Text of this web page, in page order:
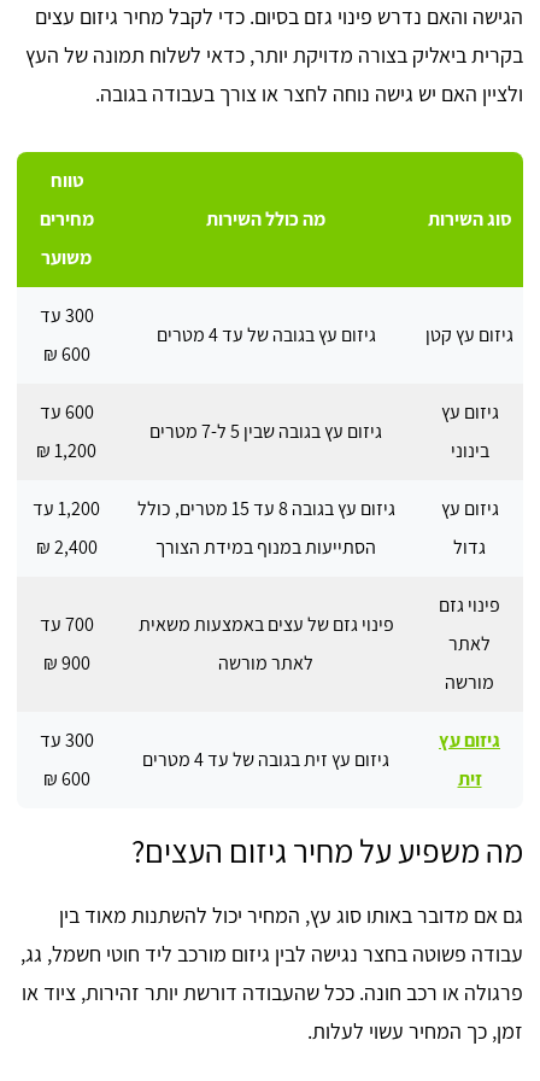
הגישה והאם נדרש פינוי גזם בסיום. כדי לקבל מחיר גיזום עצים
בקרית ביאליק בצורה מדויקת יותר, כדאי לשלוח תמונה של העץ
ולציין האם יש גישה נוחה לחצר או צורך בעבודה בגובה.
סוג השירות מה כולל השירות
טווח
מחירים
משוער
גיזום עץ קטן גיזום עץ בגובה של עד 4 מטרים
300 עד
600 ₪
גיזום עץ
בינוני
גיזום עץ בגובה שבין 5 ל-7 מטרים
600 עד
1,200 ₪
גיזום עץ
גדול
גיזום עץ בגובה 8 עד 15 מטרים, כולל
הסתייעות במנוף במידת הצורך
1,200 עד
2,400 ₪
פינוי גזם
לאתר
מורשה
פינוי גזם של עצים באמצעות משאית
לאתר מורשה
700 עד
900 ₪
גיזום עץ
זית
גיזום עץ זית בגובה של עד 4 מטרים
300 עד
600 ₪
מה משפיע על מחיר גיזום העצים?
גם אם מדובר באותו סוג עץ, המחיר יכול להשתנות מאוד בין
עבודה פשוטה בחצר נגישה לבין גיזום מורכב ליד חוטי חשמל, גג,
פרגולה או רכב חונה. ככל שהעבודה דורשת יותר זהירות, ציוד או
זמן, כך המחיר עשוי לעלות.